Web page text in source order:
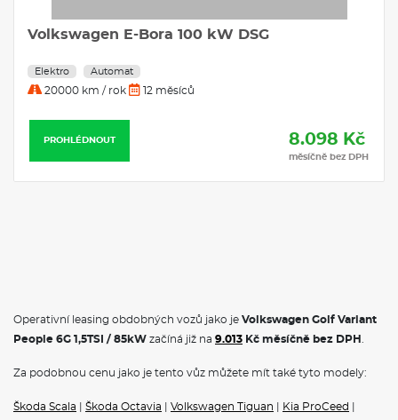
Volkswagen E-Bora 100 kW DSG
Elektro Automat
20000 km / rok 12 měsíců
PROHLÉDNOUT 8.098 Kč
měsíčně bez DPH
Operativní leasing obdobných vozů jako je Volkswagen Golf Variant
People 6G 1,5TSI / 85kW začíná již na 9.013 Kč měsíčně bez DPH .
Za podobnou cenu jako je tento vůz můžete mít také tyto modely:
Škoda Scala Škoda Octavia Volkswagen Tiguan Kia ProCeed